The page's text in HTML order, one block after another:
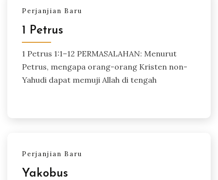
Perjanjian Baru
1 Petrus
1 Petrus 1:1–12 PERMASALAHAN: Menurut
Petrus, mengapa orang-orang Kristen non-
Yahudi dapat memuji Allah di tengah
Perjanjian Baru
Yakobus